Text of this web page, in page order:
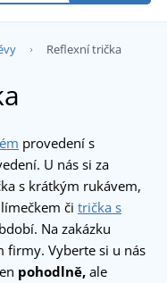
Reflexní trička
provedení s
U nás si za
s krátkým rukávem,
či trička s
Na zakázku
firmy. Vyberte si u nás
pohodlně, ale